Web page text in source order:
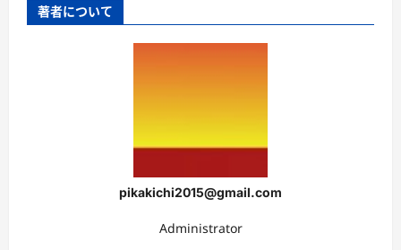
著者について
pikakichi2015@gmail.com
Administrator